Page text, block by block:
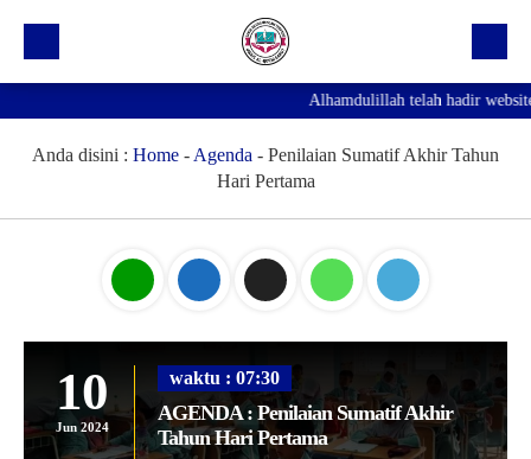
Profil Sekolah
Kegiatan Ekskul
Pengumuman
Agenda
Alhamdulillah telah hadir
Anda disini : Home - Agenda - Penilaian Sumatif Akhir Tahun
Hari Pertama
10
Jun 2024
waktu : 07:30
AGENDA : Penilaian Sumatif Akhir
Tahun Hari Pertama